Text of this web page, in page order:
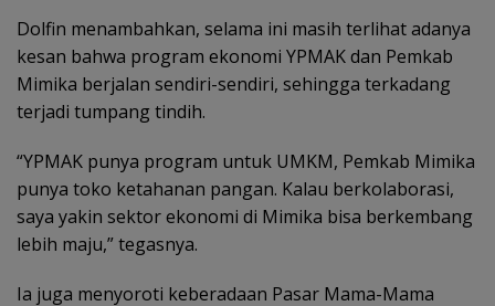
Dolfin menambahkan, selama ini masih terlihat adanya
kesan bahwa program ekonomi YPMAK dan Pemkab
Mimika berjalan sendiri-sendiri, sehingga terkadang
terjadi tumpang tindih.
“YPMAK punya program untuk UMKM, Pemkab Mimika
punya toko ketahanan pangan. Kalau berkolaborasi,
saya yakin sektor ekonomi di Mimika bisa berkembang
lebih maju,” tegasnya.
Ia juga menyoroti keberadaan Pasar Mama-Mama